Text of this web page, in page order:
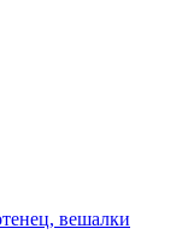
вешалки